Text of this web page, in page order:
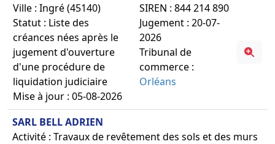
Ville : Ingré (45140)
Statut : Liste des
créances nées après le
jugement d'ouverture
d'une procédure de
liquidation judiciaire
Mise à jour : 05-08-2026
SIREN : 844 214 890
Jugement : 20-07-
2026
Tribunal de
commerce :
Orléans
SARL BELL ADRIEN
Activité : Travaux de revêtement des sols et des murs